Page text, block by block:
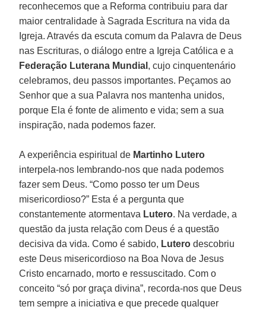
reconhecemos que a Reforma contribuiu para dar
maior centralidade à Sagrada Escritura na vida da
Igreja. Através da escuta comum da Palavra de Deus
nas Escrituras, o diálogo entre a Igreja Católica e a
Federação Luterana Mundial , cujo cinquentenário
celebramos, deu passos importantes. Peçamos ao
Senhor que a sua Palavra nos mantenha unidos,
porque Ela é fonte de alimento e vida; sem a sua
inspiração, nada podemos fazer.
A experiência espiritual de Martinho Lutero
interpela-nos lembrando-nos que nada podemos
fazer sem Deus. “Como posso ter um Deus
misericordioso?” Esta é a pergunta que
constantemente atormentava Lutero. Na verdade, a
questão da justa relação com Deus é a questão
decisiva da vida. Como é sabido, Lutero descobriu
este Deus misericordioso na Boa Nova de Jesus
Cristo encarnado, morto e ressuscitado. Com o
conceito “só por graça divina”, recorda-nos que Deus
tem sempre a iniciativa e que precede qualquer